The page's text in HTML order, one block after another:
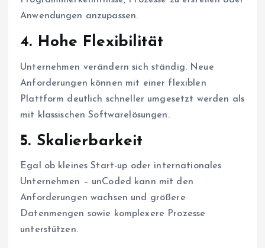
Anwendungen anzupassen.
4. Hohe Flexibilität
Unternehmen verändern sich ständig. Neue
Anforderungen können mit einer flexiblen
Plattform deutlich schneller umgesetzt werden als
mit klassischen Softwarelösungen.
5. Skalierbarkeit
Egal ob kleines Start-up oder internationales
Unternehmen – unCoded kann mit den
Anforderungen wachsen und größere
Datenmengen sowie komplexere Prozesse
unterstützen.